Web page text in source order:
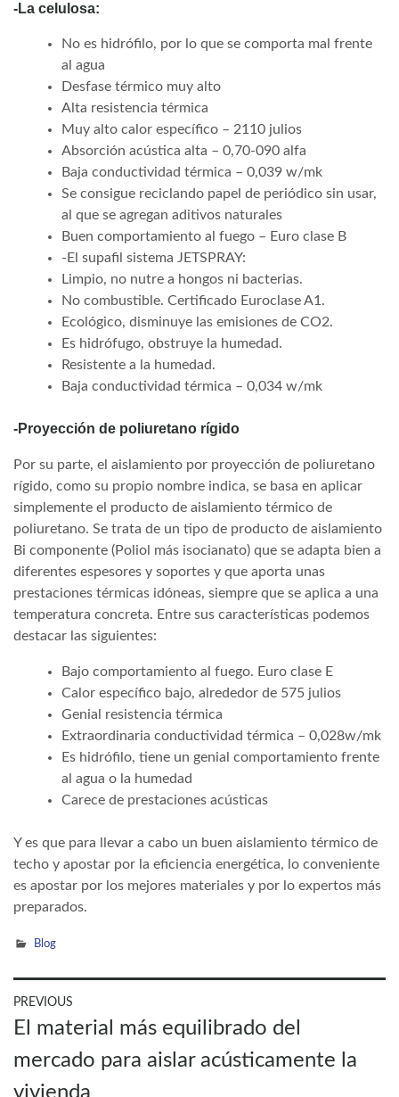
-La celulosa:
No es hidrófilo, por lo que se comporta mal frente
al agua
Desfase térmico muy alto
Alta resistencia térmica
Muy alto calor específico – 2110 julios
Absorción acústica alta – 0,70-090 alfa
Baja conductividad térmica – 0,039 w/mk
Se consigue reciclando papel de periódico sin usar,
al que se agregan aditivos naturales
Buen comportamiento al fuego – Euro clase B
-El supafil sistema JETSPRAY:
Limpio, no nutre a hongos ni bacterias.
No combustible. Certificado Euroclase A1.
Ecológico, disminuye las emisiones de CO2.
Es hidrófugo, obstruye la humedad.
Resistente a la humedad.
Baja conductividad térmica – 0,034 w/mk
-Proyección de poliuretano rígido
Por su parte, el aislamiento por proyección de poliuretano
rígido, como su propio nombre indica, se basa en aplicar
simplemente el producto de aislamiento térmico de
poliuretano. Se trata de un tipo de producto de aislamiento
Bi componente (Poliol más isocianato) que se adapta bien a
diferentes espesores y soportes y que aporta unas
prestaciones térmicas idóneas, siempre que se aplica a una
temperatura concreta. Entre sus características podemos
destacar las siguientes:
Bajo comportamiento al fuego. Euro clase E
Calor específico bajo, alrededor de 575 julios
Genial resistencia térmica
Extraordinaria conductividad térmica – 0,028w/mk
Es hidrófilo, tiene un genial comportamiento frente
al agua o la humedad
Carece de prestaciones acústicas
Y es que para llevar a cabo un buen aislamiento térmico de
techo y apostar por la eficiencia energética, lo conveniente
es apostar por los mejores materiales y por lo expertos más
preparados.
Blog
Navegación
de
entradas
PREVIOUS
Previous
El material más equilibrado del
mercado para aislar acústicamente la
vivienda